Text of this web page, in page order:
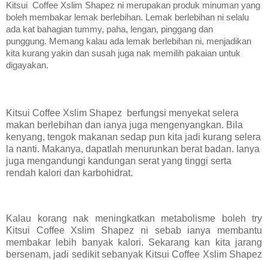
Kitsui Coffee Xslim Shapez ni merupakan produk minuman yang
boleh membakar lemak berlebihan. Lemak berlebihan ni selalu
ada kat bahagian tummy, paha, lengan, pinggang dan
punggung. Memang kalau ada lemak berlebihan ni, menjadikan
kita kurang yakin dan susah juga nak memilih pakaian untuk
digayakan.
Kitsui Coffee Xslim Shapez
berfungsi menyekat selera
makan berlebihan dan ianya juga mengenyangkan. Bila
kenyang, tengok makanan sedap pun kita jadi kurang selera
la nanti. Makanya, dapatlah menurunkan berat badan. Ianya
juga mengandungi kandungan serat yang tinggi serta
rendah kalori dan karbohidrat.
Kalau korang nak meningkatkan metabolisme boleh try
Kitsui Coffee Xslim Shapez ni sebab ianya membantu
membakar lebih banyak kalori. Sekarang kan kita jarang
bersenam, jadi sedikit sebanyak Kitsui Coffee Xslim Shapez